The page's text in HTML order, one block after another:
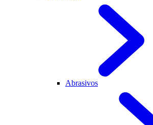
Abrasivos